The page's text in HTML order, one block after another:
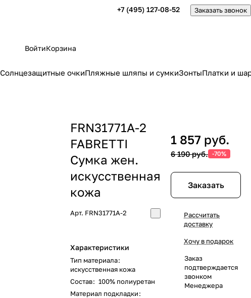
+7 (495) 127-08-52 Заказать звонок
ВойтиКорзина
Солнцезащитные очкиПляжные шляпы и сумкиЗонтыПлатки и
FRN31771A-2
FABRETTI
Сумка жен.
искусcтвенная
кожа
Арт. FRN31771A-2
Характеристики
Тип материала:
искусственная кожа
Состав: 100% полиуретан
Материал подкладки:
1 857 руб.
6 190 руб. -70%
Заказать
Рассчитать
доставку
Хочу в подарок
Заказ
подтверждается
звонком
Менеджера